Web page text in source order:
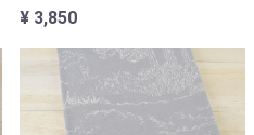
¥ 3,850